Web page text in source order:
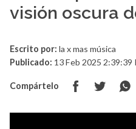
visión oscura
Escrito por: la x mas música
Publicado: 13 Feb 2025 2:39:39
Compártelo